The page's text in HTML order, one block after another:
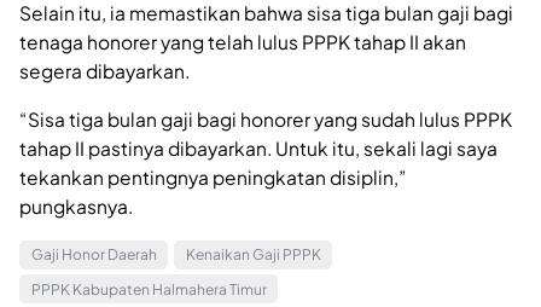
Selain itu, ia memastikan bahwa sisa tiga bulan gaji bagi
tenaga honorer yang telah lulus PPPK tahap II akan
segera dibayarkan.
“Sisa tiga bulan gaji bagi honorer yang sudah lulus PPPK
tahap II pastinya dibayarkan. Untuk itu, sekali lagi saya
tekankan pentingnya peningkatan disiplin,”
pungkasnya.
Gaji Honor Daerah
Kenaikan Gaji PPPK
PPPK Kabupaten Halmahera Timur